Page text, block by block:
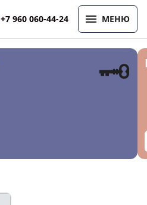
МЕНЮ
+7 960 060-44-24
🗝